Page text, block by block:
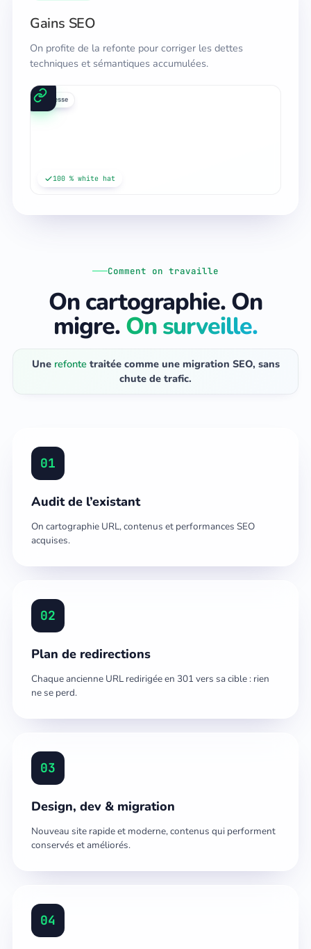
Gains SEO
On profite de la refonte pour corriger les dettes
techniques et sémantiques accumulées.
presse
100 % white hat
Comment on travaille
On cartographie. On
migre.On surveille.
Une refontetraitée comme une migration SEO, sans
chute de trafic.
01
Audit de l’existant
On cartographie URL, contenus et performances SEO
acquises.
02
Plan de redirections
Chaque ancienne URL redirigée en 301 vers sa cible : rien
ne se perd.
03
Design, dev & migration
Nouveau site rapide et moderne, contenus qui performent
conservés et améliorés.
04